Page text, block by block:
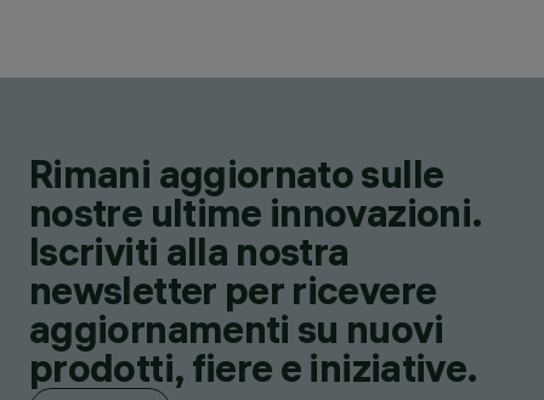
Rimani aggiornato sulle
nostre ultime innovazioni.
Iscriviti alla nostra
newsletter per ricevere
aggiornamenti su nuovi
prodotti, fiere e iniziative.